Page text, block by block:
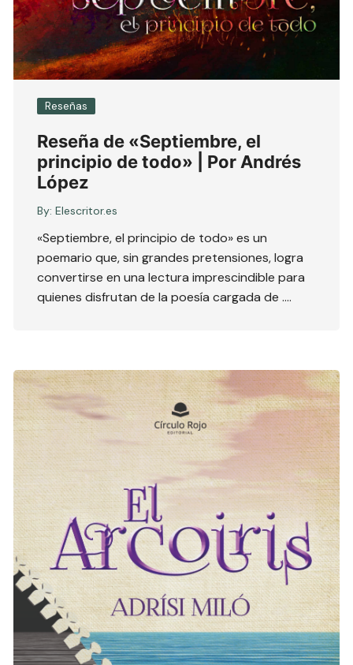
Reseñas
Reseña de «Septiembre, el
principio de todo» | Por Andrés
López
By: Elescritor.es
«Septiembre, el principio de todo» es un
poemario que, sin grandes pretensiones, logra
convertirse en una lectura imprescindible para
quienes disfrutan de la poesía cargada de ….